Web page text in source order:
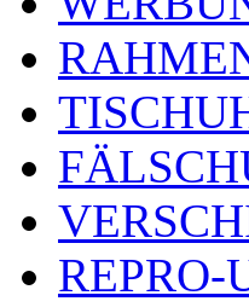
REPRO-